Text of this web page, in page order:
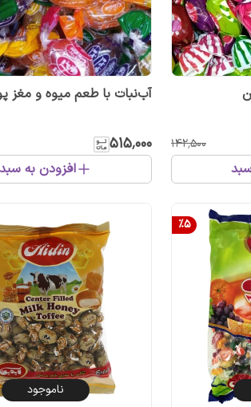
۱۴۲٬۵۰۰
آب‌نبات با طعم میوه و مغز
۵۱۵٬۰۰۰
افزودن به سبد
%5
ناموجود